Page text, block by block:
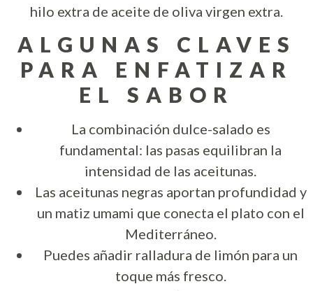
hilo extra de aceite de oliva virgen extra.
ALGUNAS CLAVES
PARA ENFATIZAR
EL SABOR
La combinación dulce-salado es
fundamental: las pasas equilibran la
intensidad de las aceitunas.
Las aceitunas negras aportan profundidad y
un matiz umami que conecta el plato con el
Mediterráneo.
Puedes añadir ralladura de limón para un
toque más fresco.